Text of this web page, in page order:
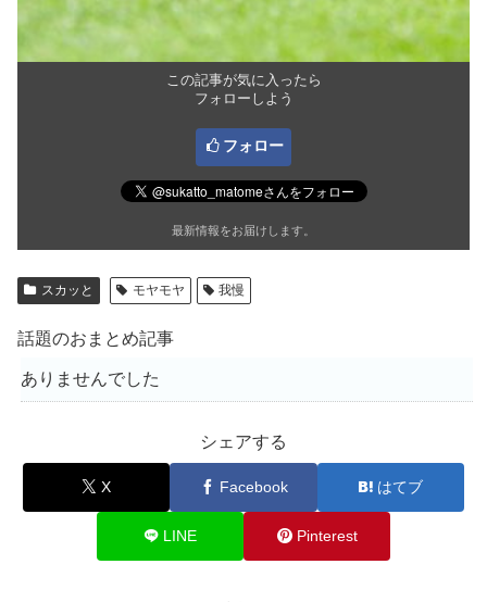
この記事が気に入ったら
フォローしよう
フォロー
最新情報をお届けします。
スカッと モヤモヤ 我慢
話題のおまとめ記事
ありませんでした
シェアする
X Facebook はてブ
LINE Pinterest